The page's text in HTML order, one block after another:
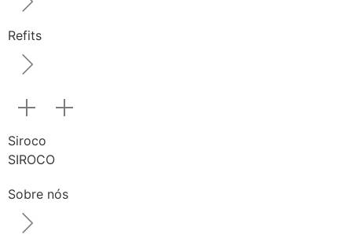
Refits
Siroco
SIROCO
Sobre nós